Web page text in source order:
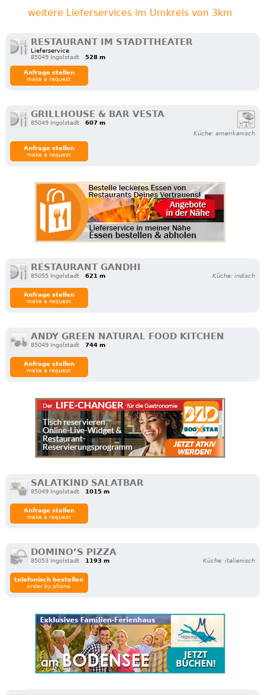
weitere Lieferservices im Umkreis von 3km
RESTAURANT IM STADTTHEATER
Lieferservice
85049 Ingolstadt
528 m
Anfrage stellen
make a request
GRILLHOUSE & BAR VESTA
85049 Ingolstadt
607 m
Küche: amerikanisch
Anfrage stellen
make a request
RESTAURANT GANDHI
85055 Ingolstadt 621 m Küche: indisch
Anfrage stellen
make a request
ANDY GREEN NATURAL FOOD KITCHEN
85049 Ingolstadt 744 m
Anfrage stellen
make a request
SALATKIND SALATBAR
85049 Ingolstadt 1015 m
Anfrage stellen
make a request
DOMINO’S PIZZA
85053 Ingolstadt 1193 m Küche: italienisch
telefonisch bestellen
order by phone